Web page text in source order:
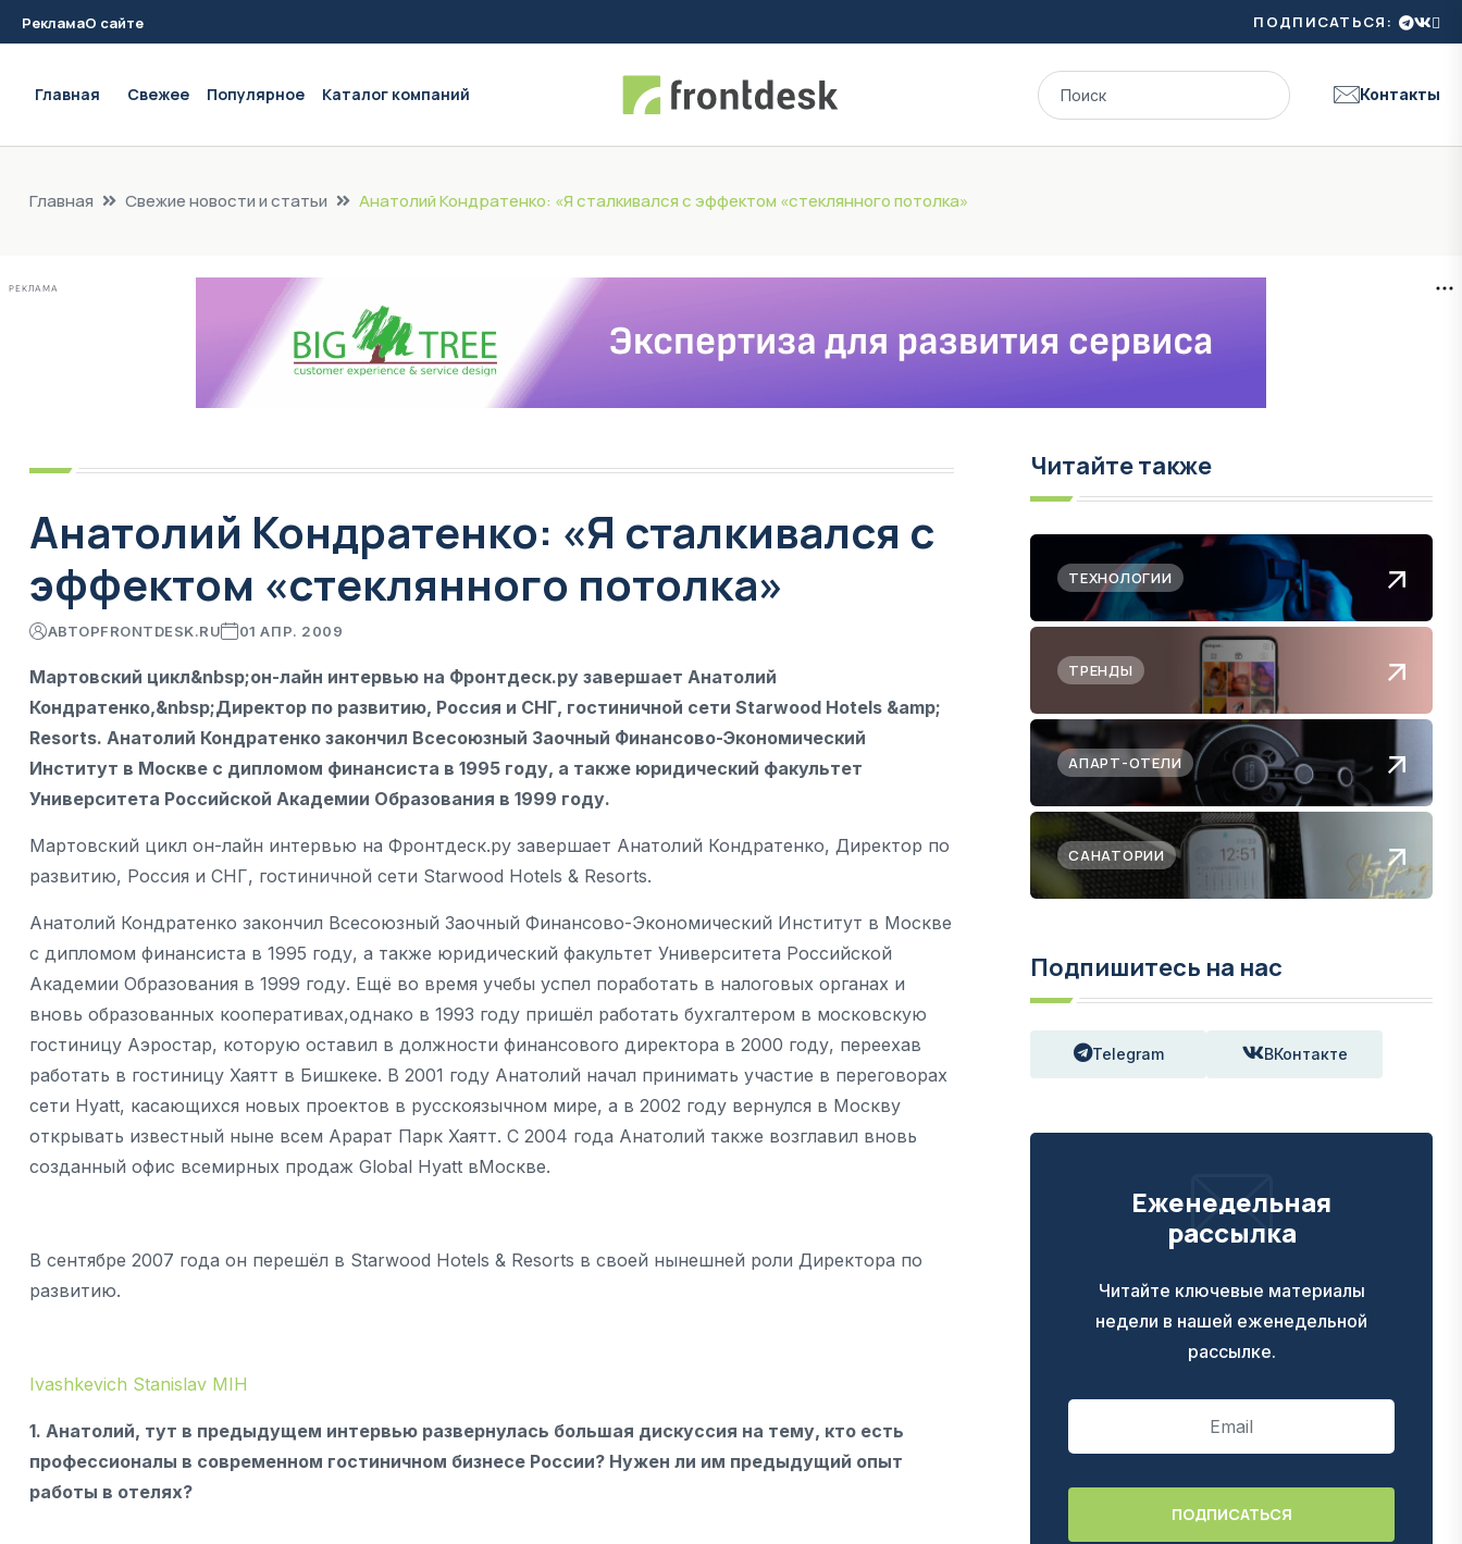
РекламаО сайте ПОДПИСАТЬСЯ:
Главная Свежее Популярное Каталог компаний Контакты
Главная Свежие новости и статьи Анатолий Кондратенко: «Я сталкивался с эффектом «стеклянного потолка»
РЕКЛАМА
Анатолий Кондратенко: «Я сталкивался с
эффектом «стеклянного потолка»
АВТОРFRONTDESK.RU 01 АПР. 2009
Мартовский цикл&nbsp;он-лайн интервью на Фронтдеск.ру завершает Анатолий
Кондратенко,&nbsp;Директор по развитию, Россия и СНГ, гостиничной сети Starwood Hotels &amp;
Resorts. Анатолий Кондратенко закончил Всесоюзный Заочный Финансово-Экономический
Институт в Москве с дипломом финансиста в 1995 году, а также юридический факультет
Университета Российской Академии Образования в 1999 году.
Мартовский цикл он-лайн интервью на Фронтдеск.ру завершает Анатолий Кондратенко, Директор по
развитию, Россия и СНГ, гостиничной сети Starwood Hotels & Resorts.
Анатолий Кондратенко закончил Всесоюзный Заочный Финансово-Экономический Институт в Москве
с дипломом финансиста в 1995 году, а также юридический факультет Университета Российской
Академии Образования в 1999 году. Ещё во время учебы успел поработать в налоговых органах и
вновь образованных кооперативах,однако в 1993 году пришёл работать бухгалтером в московскую
гостиницу Аэростар, которую оставил в должности финансового директора в 2000 году, переехав
работать в гостиницу Хаятт в Бишкеке. В 2001 году Анатолий начал принимать участие в переговорах
сети Hyatt, касающихся новых проектов в русскоязычном мире, а в 2002 году вернулся в Москву
открывать известный ныне всем Арарат Парк Хаятт. С 2004 года Анатолий также возглавил вновь
созданный офис всемирных продаж Global Hyatt вМоскве.
В сентябре 2007 года он перешёл в Starwood Hotels & Resorts в своей нынешней роли Директора по
развитию.
Ivashkevich Stanislav MIH
1. Анатолий, тут в предыдущем интервью развернулась большая дискуссия на тему, кто есть
профессионалы в современном гостиничном бизнесе России? Нужен ли им предыдущий опыт
работы в отелях?
Читайте также
ТЕХНОЛОГИИ
ТРЕНДЫ
АПАРТ-ОТЕЛИ
САНАТОРИИ
Подпишитесь на нас
Telegram ВКонтакте
Еженедельная
рассылка
Читайте ключевые материалы
недели в нашей еженедельной
рассылке.